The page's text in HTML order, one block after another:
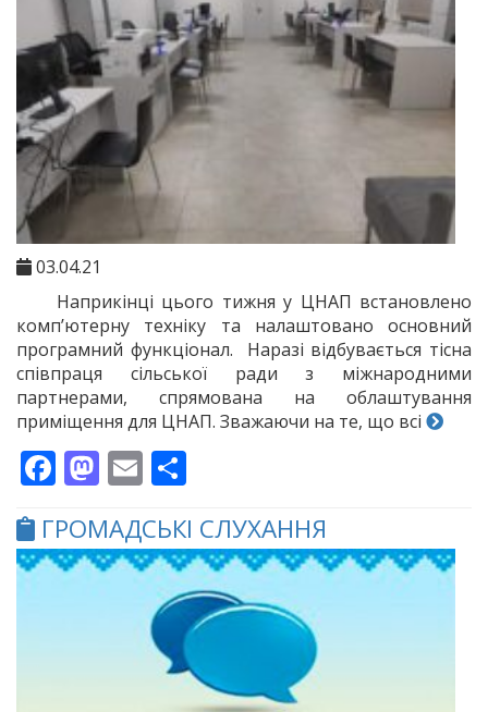
03.04.21
Наприкінці цього тижня у ЦНАП встановлено
комп’ютерну техніку та налаштовано основний
програмний функціонал. Наразі відбувається тісна
співпраця сільської ради з міжнародними
партнерами, спрямована на облаштування
приміщення для ЦНАП. Зважаючи на те, що всі
Facebook
Mastodon
Email
ГРОМАДСЬКІ СЛУХАННЯ